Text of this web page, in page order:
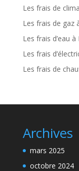
Les frais de
Les frais de gaz
Les frais d’eau
Les frais
Les frais de
Archives
mars 2025
octobre 2024